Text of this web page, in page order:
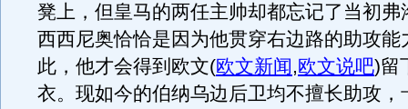
凳上，但皇马的两任主帅却都忘记了当初弗
西西尼奥恰恰是因为他贯穿右边路的助攻能
此，他才会得到欧文(欧文新闻,欧文说吧)留
衣。现如今的伯纳乌边后卫均不擅长助攻，